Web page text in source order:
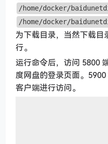
/home/docker/
/home/docker/
为下载目录，当然下载
行。
运行命令后，访问 5800
度网盘的登录页面。
客户端进行访问。